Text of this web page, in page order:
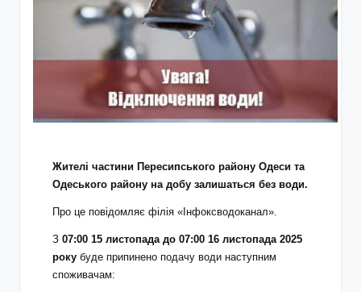
Жителі частини Пересипського району Одеси та
Одеського району на добу залишаться без води.
Про це повідомляє філія «Інфоксводоканал».
З 07:00 15 листопада до 07:00 16 листопада 2025
року буде припинено подачу води наступним
споживачам: